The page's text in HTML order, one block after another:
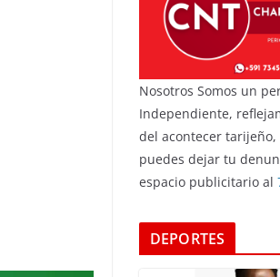
Nosotros Somos un
Independiente,
del acontecer
puedes dejar tu
espacio publicitario al
DEPORTES